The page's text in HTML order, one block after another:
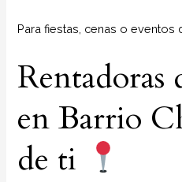
Para fiestas, cenas o eventos
Rentadoras
en Barrio
de ti